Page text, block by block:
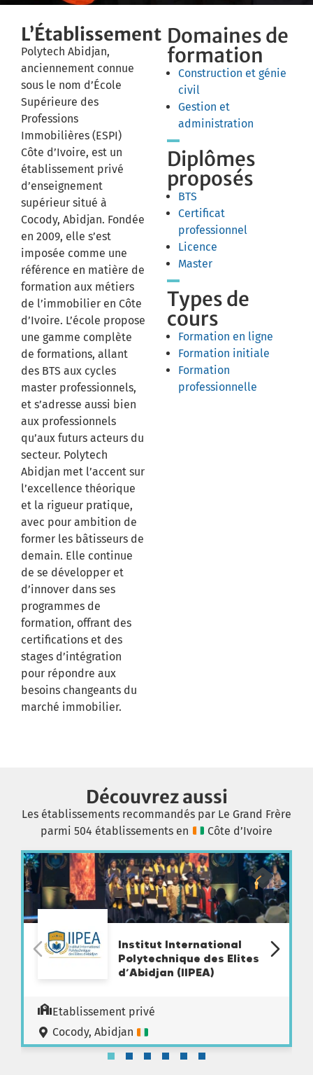
L’Établissement
Polytech Abidjan,
anciennement connue
sous le nom d’École
Supérieure des
Professions
Immobilières (ESPI)
Côte d’Ivoire, est un
établissement privé
d’enseignement
supérieur situé à
Cocody, Abidjan. Fondée
en 2009, elle s’est
imposée comme une
référence en matière de
formation aux métiers
de l’immobilier en Côte
d’Ivoire. L’école propose
une gamme complète
de formations, allant
des BTS aux cycles
master professionnels,
et s’adresse aussi bien
aux professionnels
qu’aux futurs acteurs du
secteur. Polytech
Abidjan met l’accent sur
l’excellence théorique
et la rigueur pratique,
avec pour ambition de
former les bâtisseurs de
demain. Elle continue
de se développer et
d’innover dans ses
programmes de
formation, offrant des
certifications et des
stages d’intégration
pour répondre aux
besoins changeants du
marché immobilier.
Domaines de
formation
Construction et génie
civil
Gestion et
administration
Diplômes
proposés
BTS
Certificat
professionnel
Licence
Master
Types de
cours
Formation en ligne
Formation initiale
Formation
professionnelle
Découvrez aussi
Les établissements recommandés par Le Grand Frère
parmi 504 établissements en
Côte d’Ivoire
Institut International
Polytechnique des Elites
d’Abidjan (IIPEA)
Etablissement privé
Cocody, Abidjan